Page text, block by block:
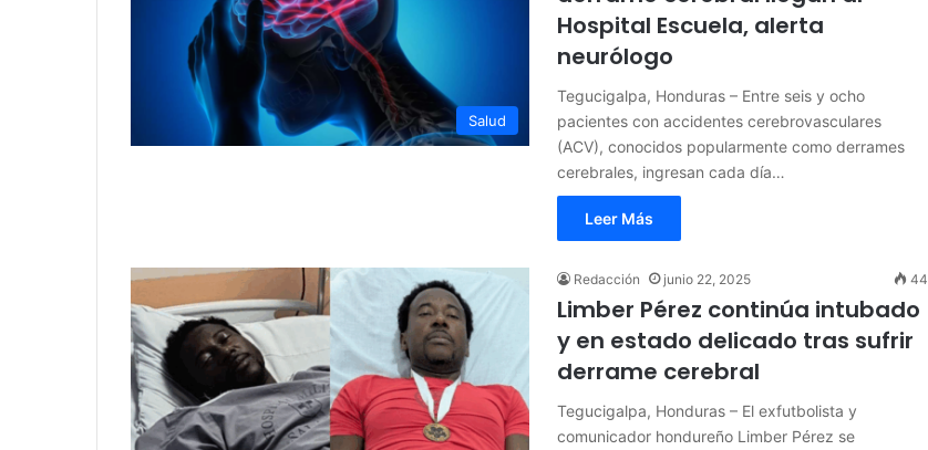
Salud
Hospital Escuela, alerta
neurólogo
Tegucigalpa, Honduras – Entre seis y ocho
pacientes con accidentes cerebrovasculares
(ACV), conocidos popularmente como derrames
cerebrales, ingresan cada día…
Leer Más
Redacción junio 22, 2025 44
Limber Pérez continúa intubado
y en estado delicado tras sufrir
derrame cerebral
Tegucigalpa, Honduras – El exfutbolista y
comunicador hondureño Limber Pérez se